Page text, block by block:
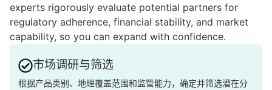
experts rigorously evaluate potential partners for
regulatory adherence, financial stability, and market
capability, so you can expand with confidence.
市场调研与筛选
根据产品类别、地理覆盖范围和监管能力，确定并筛选潜在分